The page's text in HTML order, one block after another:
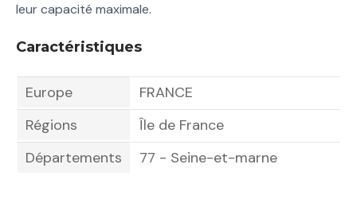
leur capacité maximale.
Caractéristiques
Europe
FRANCE
Régions
Île de France
Départements
77 - Seine-et-marne